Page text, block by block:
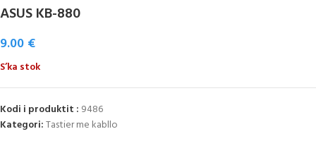
ASUS KB-880
9.00 €
S’ka stok
Kodi i produktit : 9486
Kategori:Tastier me kabllo